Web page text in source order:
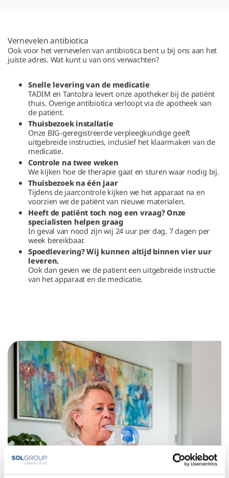
Vernevelen antibiotica
Ook voor het vernevelen van antibiotica bent u bij ons aan het
juiste adres. Wat kunt u van ons verwachten?
Snelle levering van de medicatie
TADIM en Tantobra levert onze apotheker bij de patiënt
thuis. Overige antibiotica verloopt via de apotheek van
de patiënt.
Thuisbezoek installatie
Onze BIG-geregistreerde verpleegkundige geeft
uitgebreide instructies, inclusief het klaarmaken van de
medicatie.
Controle na twee weken
We kijken hoe de therapie gaat en sturen waar nodig bij.
Thuisbezoek na één jaar
Tijdens de jaarcontrole kijken we het apparaat na en
voorzien we de patiënt van nieuwe materialen.
Heeft de patiënt toch nog een vraag? Onze
specialisten helpen graag
In geval van nood zijn wij 24 uur per dag, 7 dagen per
week bereikbaar.
Spoedlevering? Wij kunnen altijd binnen vier uur
leveren.
Ook dan geven we de patient een uitgebreide instructie
van het apparaat en de medicatie.